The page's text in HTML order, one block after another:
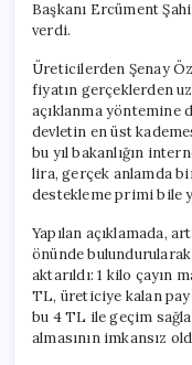
Başkanı Ercüment
verdi.
Üreticilerden Şenay
fiyatın gerçeklerden
açıklanma yöntemine
devletin en üst
bu yıl bakanlığın
lira, gerçek anlamda
destekleme primi bile
Yapılan açıklamada,
önünde
aktarıldı: 1 kilo çayın
TL, üreticiye kalan
bu 4 TL ile geçim
almasının imkansız